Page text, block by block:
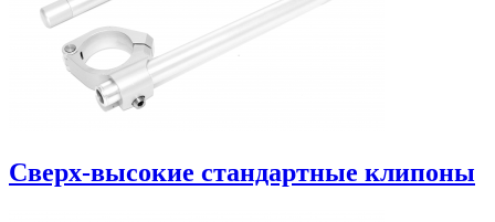
Сверх-высокие стандартные клипоны